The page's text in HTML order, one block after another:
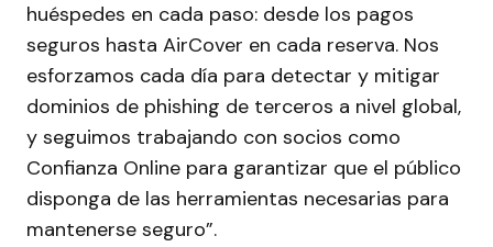
huéspedes en cada paso: desde los pagos
seguros hasta AirCover en cada reserva. Nos
esforzamos cada día para detectar y mitigar
dominios de phishing de terceros a nivel global,
y seguimos trabajando con socios como
Confianza Online para garantizar que el público
disponga de las herramientas necesarias para
mantenerse seguro”.